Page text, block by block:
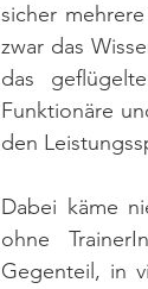
sicher
zwar das
das
Funktionäre
den
Dabei käme
ohne
Gegenteil, in